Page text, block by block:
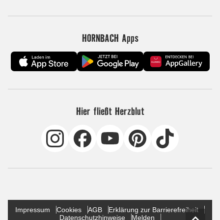
HORNBACH Apps
Hier fließt Herzblut
Impressum Cookies AGB
Erklärung zur Barrierefreiheit
Datenschutzhinweise
Melden